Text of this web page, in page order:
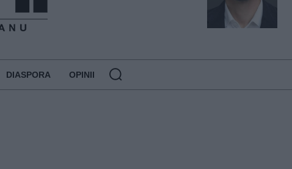
DIASPORA OPINII